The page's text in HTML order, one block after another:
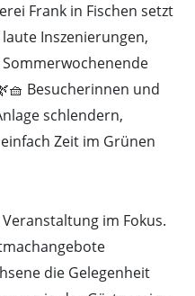
Frank in Fischen setzt
Inszenierungen,
Besucherinnen und
schlendern,
Zeit im Grünen
im Fokus.
die Gelegenheit